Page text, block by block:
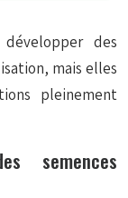
des
mais elles
pleinement
semences